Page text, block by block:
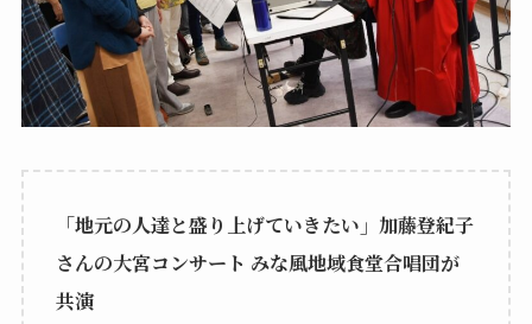
「地元の人達と盛り上げていきたい」加藤登紀子
さんの大宮コンサート みな風地域食堂合唱団が
共演